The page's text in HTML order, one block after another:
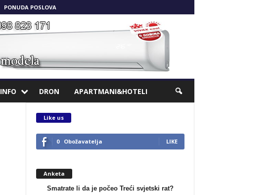
PONUDA POSLOVA
INFO DRON APARTMANI&HOTELI
Like us
0 Obožavatelja LIKE
Anketa
Smatrate li da je počeo Treći svjetski rat?